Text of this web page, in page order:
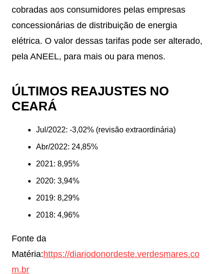
cobradas aos consumidores pelas empresas
concessionárias de distribuição de energia
elétrica. O valor dessas tarifas pode ser alterado,
pela ANEEL, para mais ou para menos.
ÚLTIMOS REAJUSTES NO
CEARÁ
Jul/2022: -3,02% (revisão extraordinária)
Abr/2022: 24,85%
2021: 8,95%
2020: 3,94%
2019: 8,29%
2018: 4,96%
Fonte da
Matéria:https://diariodonordeste.verdesmares.co
m.br